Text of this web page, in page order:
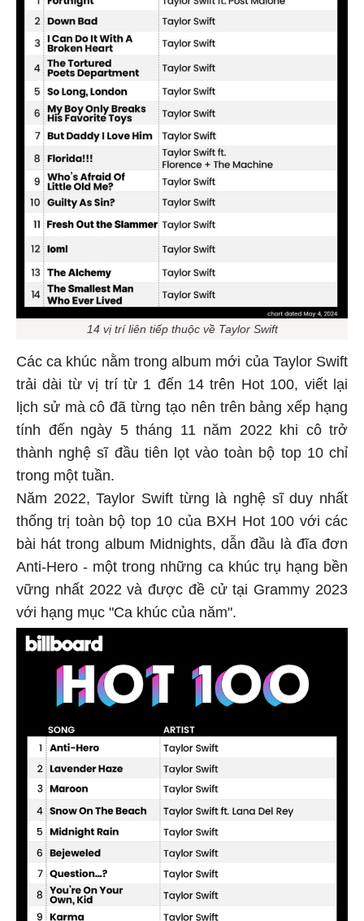
14 vị trí liên tiếp thuộc về Taylor Swift
Các ca khúc nằm trong album mới của Taylor Swift
trải dài từ vị trí từ 1 đến 14 trên Hot 100, viết lại
lịch sử mà cô đã từng tạo nên trên bảng xếp hạng
tính đến ngày 5 tháng 11 năm 2022 khi cô trở
thành nghệ sĩ đầu tiên lọt vào toàn bộ top 10 chỉ
trong một tuần.
Năm 2022, Taylor Swift từng là nghệ sĩ duy nhất
thống trị toàn bộ top 10 của BXH Hot 100 với các
bài hát trong album Midnights, dẫn đầu là đĩa đơn
Anti-Hero - một trong những ca khúc trụ hạng bền
vững nhất 2022 và được đề cử tại Grammy 2023
với hạng mục "Ca khúc của năm".